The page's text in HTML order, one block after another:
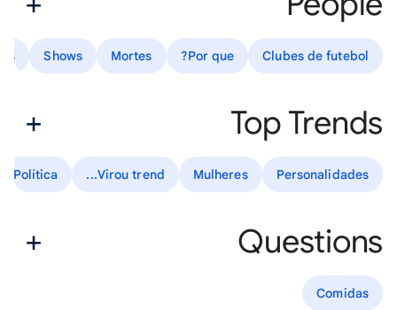
Clubes de futebol
Por que?
Mortes
Shows
Top Trends
Personalidades
Mulheres
Virou trend...
Política
Questions
Comidas